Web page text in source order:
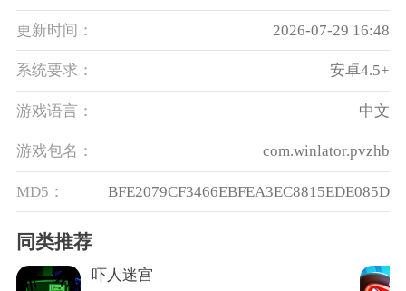
更新时间： 2026-07-29 16:48
系统要求： 安卓4.5+
游戏语言： 中文
游戏包名： com.winlator.pvzhb
MD5： BFE2079CF3466EBFEA3EC8815EDE085D
同类推荐
吓人迷宫